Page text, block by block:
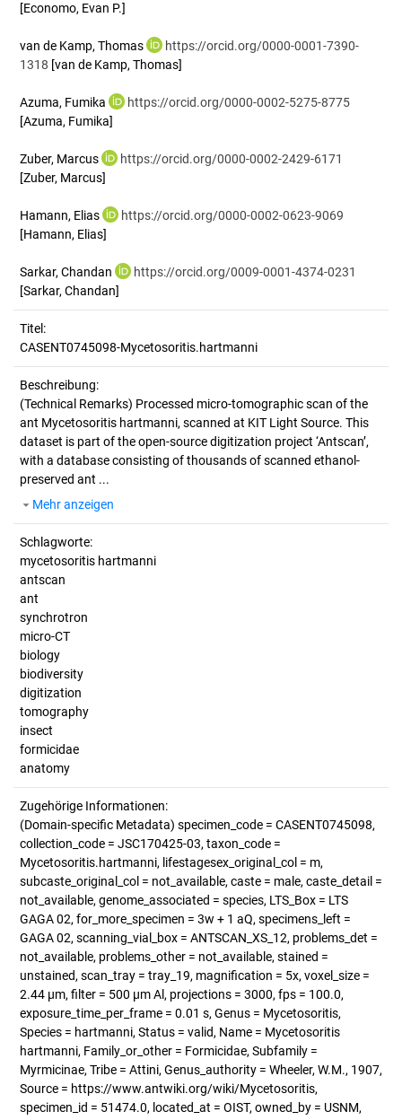
[Economo, Evan P.]
van de Kamp, Thomas
https://orcid.org/0000-0001-7390-
1318 [van de Kamp, Thomas]
Azuma, Fumika
https://orcid.org/0000-0002-5275-8775
[Azuma, Fumika]
Zuber, Marcus
https://orcid.org/0000-0002-2429-6171
[Zuber, Marcus]
Hamann, Elias
https://orcid.org/0000-0002-0623-9069
[Hamann, Elias]
Sarkar, Chandan
https://orcid.org/0009-0001-4374-0231
[Sarkar, Chandan]
Titel:
CASENT0745098-Mycetosoritis.hartmanni
Beschreibung:
(Technical Remarks) Processed micro-tomographic scan of the
ant Mycetosoritis hartmanni, scanned at KIT Light Source. This
dataset is part of the open-source digitization project ‘Antscan’,
with a database consisting of thousands of scanned ethanol-
preserved ant ...
Mehr anzeigen
Schlagworte:
mycetosoritis hartmanni
antscan
ant
synchrotron
micro-CT
biology
biodiversity
digitization
tomography
insect
formicidae
anatomy
Zugehörige Informationen:
(Domain-specific Metadata) specimen_code = CASENT0745098,
collection_code = JSC170425-03, taxon_code =
Mycetosoritis.hartmanni, lifestagesex_original_col = m,
subcaste_original_col = not_available, caste = male, caste_detail =
not_available, genome_associated = species, LTS_Box = LTS
GAGA 02, for_more_specimen = 3w + 1 aQ, specimens_left =
GAGA 02, scanning_vial_box = ANTSCAN_XS_12, problems_det =
not_available, problems_other = not_available, stained =
unstained, scan_tray = tray_19, magnification = 5x, voxel_size =
2.44 µm, filter = 500 µm Al, projections = 3000, fps = 100.0,
exposure_time_per_frame = 0.01 s, Genus = Mycetosoritis,
Species = hartmanni, Status = valid, Name = Mycetosoritis
hartmanni, Family_or_other = Formicidae, Subfamily =
Myrmicinae, Tribe = Attini, Genus_authority = Wheeler, W.M., 1907,
Source = https://www.antwiki.org/wiki/Mycetosoritis,
specimen_id = 51474.0, located_at = OIST, owned_by = USNM,